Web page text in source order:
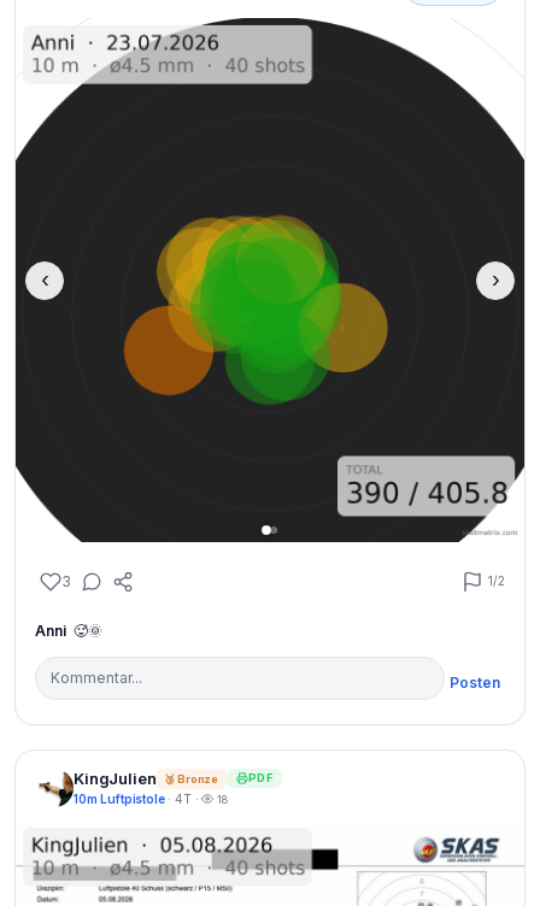
‹ ›
3 1/2
Anni 🥵🌞
Posten
KingJulien 🥉 Bronze PDF
10m Luftpistole · 4T · 18